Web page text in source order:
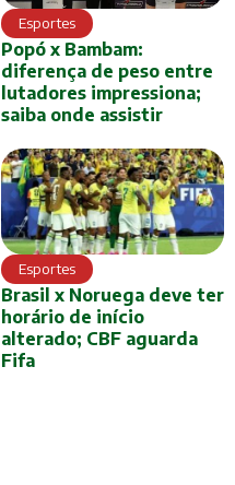
Esportes
Popó x Bambam:
diferença de peso entre
lutadores impressiona;
saiba onde assistir
Esportes
Brasil x Noruega deve ter
horário de início
alterado; CBF aguarda
Fifa